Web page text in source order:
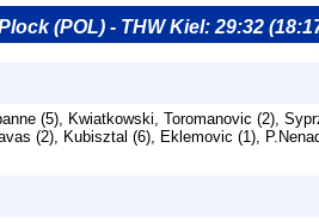
(POL) - THW Kiel: 29:32
(5), Kwiatkowski, Toromanovic (2),
(2), Kubisztal (6), Eklemovic (1),